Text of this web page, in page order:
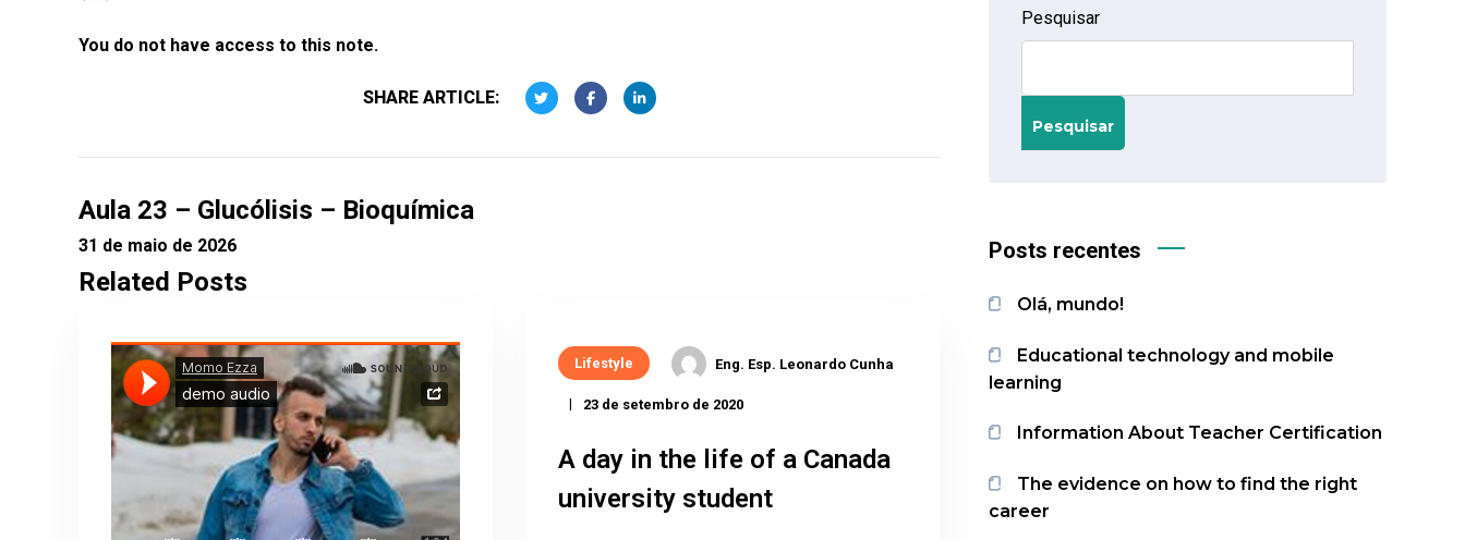
You do not have access to this note.
SHARE ARTICLE:
Aula 23 – Glucólisis – Bioquímica
31 de maio de 2026
Related Posts
Lifestyle Eng. Esp. Leonardo Cunha
23 de setembro de 2020
A day in the life of a Canada
university student
Pesquisar
Pesquisar
Posts recentes
Olá, mundo!
Educational technology and mobile
learning
Information About Teacher Certification
The evidence on how to find the right
career